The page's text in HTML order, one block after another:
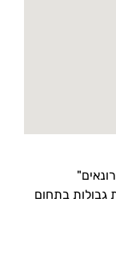
גבולות בתחום